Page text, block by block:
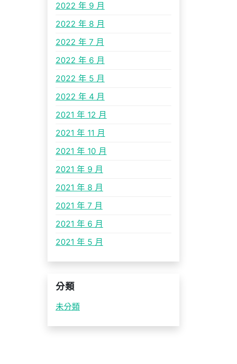
2022 年 9 月
2022 年 8 月
2022 年 7 月
2022 年 6 月
2022 年 5 月
2022 年 4 月
2021 年 12 月
2021 年 11 月
2021 年 10 月
2021 年 9 月
2021 年 8 月
2021 年 7 月
2021 年 6 月
2021 年 5 月
分類
未分類